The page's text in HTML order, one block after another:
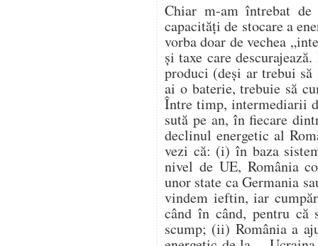
Chiar m-am întrebat
capacități de stocare a
vorba doar de vechea
și taxe care
produci (deși ar trebui
ai o baterie, trebuie să
Între timp, intermediarii
sută pe an, în fiecare
declinul energetic al
vezi că: (i) în baza
nivel de UE, România
unor state ca Germania
vindem ieftin, iar
când în când, pentru că
scump; (ii) România a